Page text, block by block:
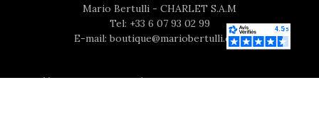
Mario Bertulli - CHARLET S.A.M
Tel: +33 6 07 93 02 99
E-mail: boutique@mariobertulli.com
Contrôlez votre vie privée